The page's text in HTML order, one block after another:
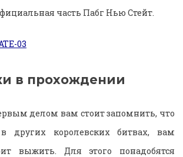
часть Пабг Нью Стейт.
в прохождении
делом вам стоит запомнить, что
других королевских битвах, вам
выжить. Для этого понадобятся